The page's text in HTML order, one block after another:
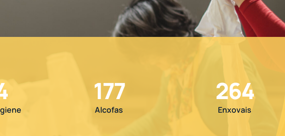
Alcofas
177
Enxovais
264